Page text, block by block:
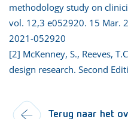
methodology study on
vol. 12,3 e052920. 15 Mar.
2021-052920
[2] McKenney, S., Reeves,
design research. Second
Terug naar het